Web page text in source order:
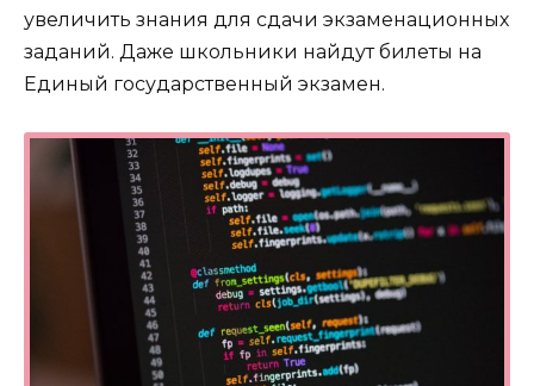
увеличить знания для сдачи экзаменационных
заданий. Даже школьники найдут билеты на
Единый государственный экзамен.